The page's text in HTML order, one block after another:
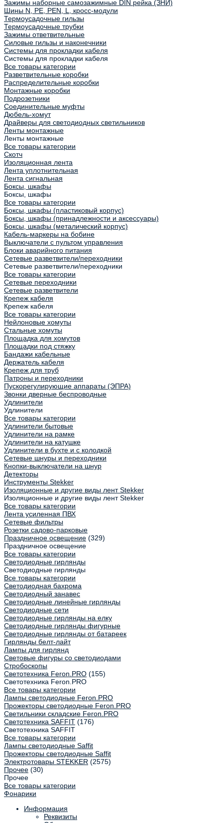
Зажимы наборные самозажимные DIN рейка (ЗНИ)
Шины N, PE, PEN, L, кросс-модули
Термоусадочные гильзы
Термоусадочные трубки
Зажимы ответвительные
Силовые гильзы и наконечники
Системы для прокладки кабеля
Системы для прокладки кабеля
Все товары категории
Разветвительные коробки
Распределительные коробки
Монтажные коробки
Подрозетники
Соединительные муфты
Дюбель-хомут
Драйверы для светодиодных светильников
Ленты монтажные
Ленты монтажные
Все товары категории
Скотч
Изоляционная лента
Лента уплотнительная
Лента сигнальная
Боксы, шкафы
Боксы, шкафы
Все товары категории
Боксы, шкафы (пластиковый корпус)
Боксы, шкафы (принадлежности и аксессуары)
Боксы, шкафы (металический корпус)
Кабель-маркеры на бобине
Выключатели с пультом управления
Блоки аварийного питания
Сетевые разветвители/переходники
Сетевые разветвители/переходники
Все товары категории
Сетевые переходники
Сетевые разветвители
Крепеж кабеля
Крепеж кабеля
Все товары категории
Нейлоновые хомуты
Стальные хомуты
Площадка для хомутов
Площадки под стяжку
Бандажи кабельные
Держатель кабеля
Крепеж для труб
Патроны и переходники
Пускорегулирующие аппараты (ЭПРА)
Звонки дверные беспроводные
Удлинители
Удлинители
Все товары категории
Удлинители бытовые
Удлинители на рамке
Удлинители на катушке
Удлинители в бухте и с колодкой
Сетевые шнуры и переходники
Кнопки-выключатели на шнур
Детекторы
Инструменты Stekker
Изоляционные и другие виды лент Stekker
Изоляционные и другие виды лент Stekker
Все товары категории
Лента усиленная ПВХ
Сетевые фильтры
Розетки садово-парковые
Праздничное освещение (329)
Праздничное освещение
Все товары категории
Светодиодные гирлянды
Светодиодные гирлянды
Все товары категории
Светодиодная бахрома
Светодиодный занавес
Светодиодные линейные гирлянды
Светодиодные сети
Светодиодные гирлянды на елку
Светодиодные гирлянды фигурные
Светодиодные гирлянды от батареек
Гирлянды белт-лайт
Лампы для гирлянд
Световые фигуры со светодиодами
Стробоскопы
Светотехника Feron.PRO (155)
Светотехника Feron.PRO
Все товары категории
Лампы светодиодные Feron.PRO
Прожекторы светодиодные Feron.PRO
Светильники складские Feron.PRO
Светотехника SAFFIT (176)
Светотехника SAFFIT
Все товары категории
Лампы светодиодные Saffit
Прожекторы светодиодные Saffit
Электротовары STEKKER (2575)
Прочее (30)
Прочее
Все товары категории
Фонарики
Информация
Реквизиты